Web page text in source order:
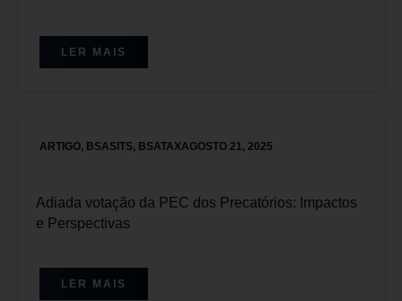
LER MAIS
ARTIGO, BSASITS, BSATAXAGOSTO 21, 2025
Adiada votação da PEC dos Precatórios: Impactos
e Perspectivas
LER MAIS